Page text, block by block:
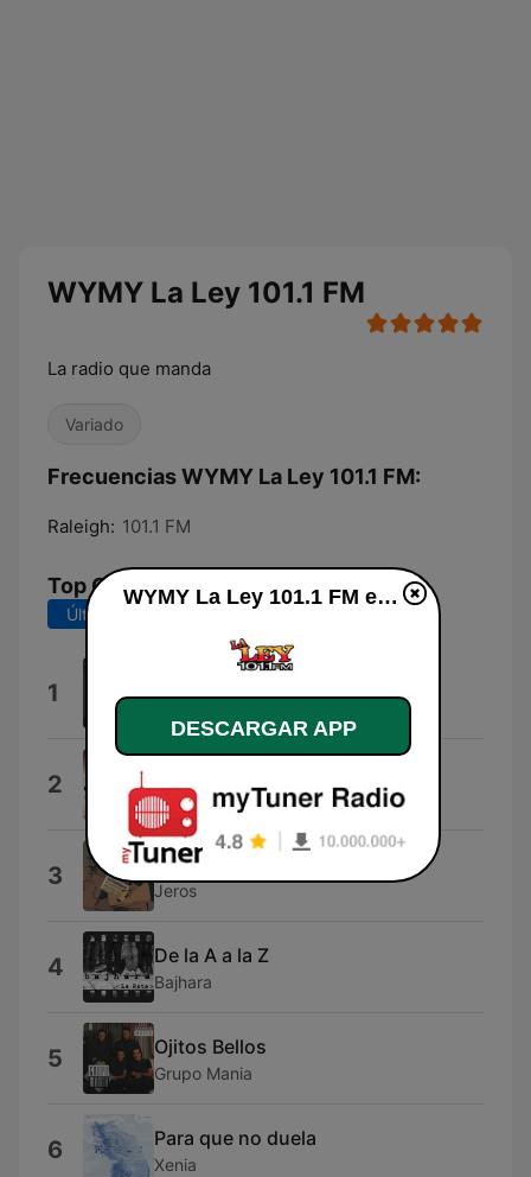
WYMY La Ley 101.1 FM
La radio que manda
Variado
Frecuencias WYMY La Ley 101.1 FM:
Raleigh: 101.1 FM
Top Canciones
Últimos 7 días Últimos 30 días
1
2 Los Dos Carnales
3 Que Bonito Que Te Quieran
Jeros
4 De la A a la Z
Bajhara
5 Ojitos Bellos
Grupo Mania
6 Para que no duela
Xenia
WYMY La Ley 101.1 FM en vivo
DESCARGAR APP